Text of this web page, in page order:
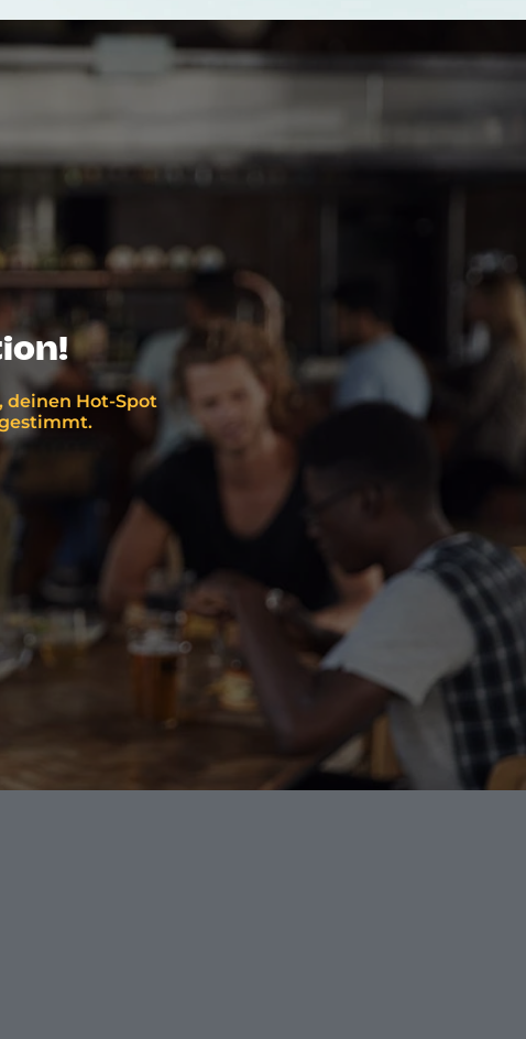
deinen Hot-Spot